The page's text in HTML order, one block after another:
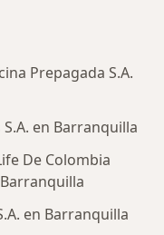
Prepagada S.A.
en Barranquilla
De Colombia
en Barranquilla